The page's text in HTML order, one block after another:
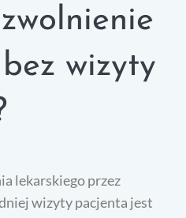
wizyty
lekarskiego przez
wizyty pacjenta jest